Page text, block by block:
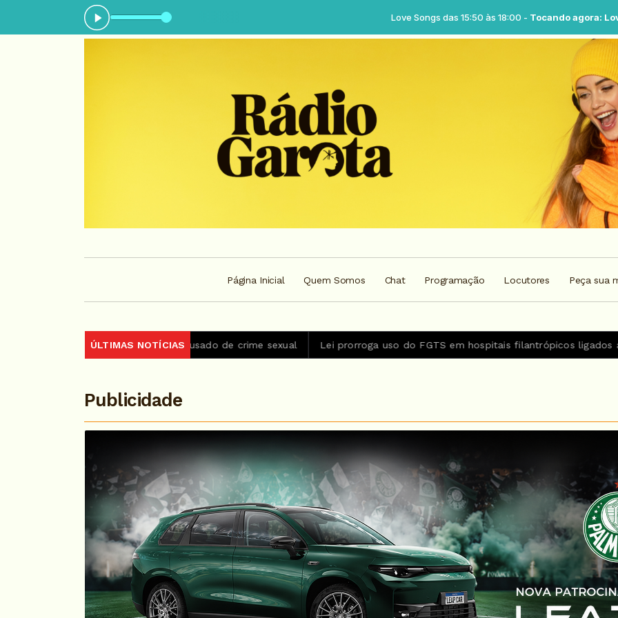
Love songs - Parte 1 Love Songs das 15:50 às 18:00 - Tocando agora: Love songs -
Página Inicial Quem Somos Chat Programação Locutores Peça sua
ÚLTIMAS NOTÍCIAS
ministro do STJ acusado de crime sexual Lei prorroga uso do FGTS em hospitais filantrópicos ligados ao SUS
Publicidade